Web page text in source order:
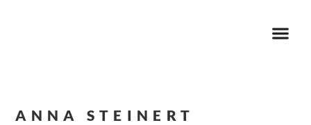
ANNA STEINERT